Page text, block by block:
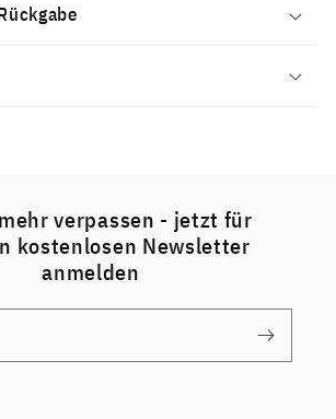
verpassen - jetzt für
kostenlosen Newsletter
anmelden